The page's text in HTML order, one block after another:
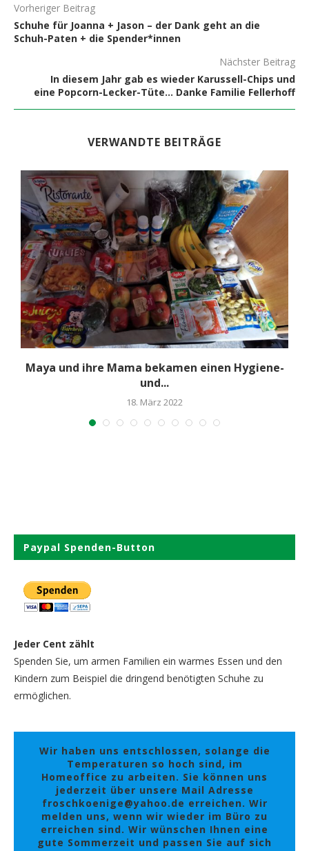
Vorheriger Beitrag
Schuhe für Joanna + Jason – der Dank geht an die
Schuh-Paten + die Spender*innen
Nächster Beitrag
In diesem Jahr gab es wieder Karussell-Chips und
eine Popcorn-Lecker-Tüte… Danke Familie Fellerhoff
VERWANDTE BEITRÄGE
Maya und ihre Mama bekamen einen Hygiene-
und...
18. März 2022
Paypal Spenden-Button
Jeder Cent zählt
Spenden Sie, um armen Familien ein warmes Essen und den
Kindern zum Beispiel die dringend benötigten Schuhe zu
ermöglichen.
Wir haben uns entschlossen, solange die
Temperaturen so hoch sind, im
Homeoffice zu arbeiten. Sie können uns
jederzeit über unsere Mail Adresse
froschkoenige@yahoo.de erreichen. Wir
melden uns, wenn wir wieder im Büro zu
erreichen sind. Wir wünschen Ihnen eine
gute Sommerzeit und passen Sie auf sich